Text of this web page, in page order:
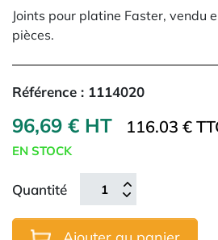
Joints pour platine Faster, vendu
pièces.
Référence : 1114020
96,69 € HT 116.03 €
EN STOCK
Quantité